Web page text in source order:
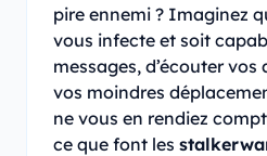
pire ennemi ? Imaginez
vous infecte et soit
messages, d’écouter
vos moindres
ne vous en rendiez
ce que font les